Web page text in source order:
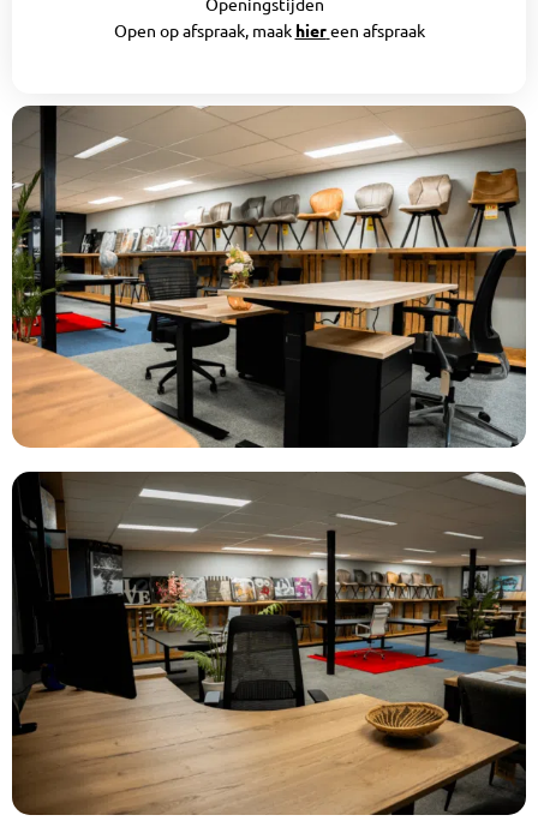
Open op afspraak, maak hiereen afspraak